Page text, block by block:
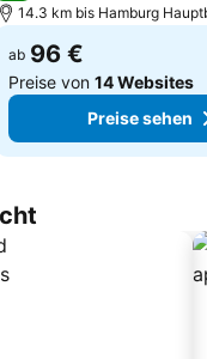
14.3 km bis Hamburg
ab 96 €
Preise von 14 Websites
Preise sehen